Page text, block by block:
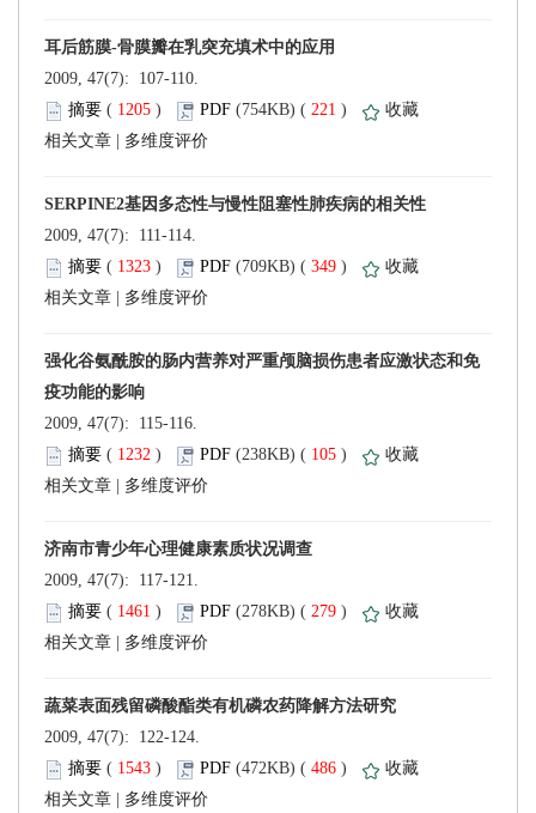
2009, 47(7): 107-110.
(
) 221 )
2009, 47(7): 111-114.
(
) 349 )
2009, 47(7): 115-116.
(
) 105 )
2009, 47(7): 117-121.
(
) 279 )
2009, 47(7): 122-124.
(
) 486 )